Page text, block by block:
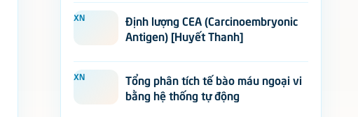
XN
Định lượng CEA (Carcinoembryonic
Antigen) [Huyết Thanh]
XN
Tổng phân tích tế bào máu ngoại vi
bằng hệ thống tự động